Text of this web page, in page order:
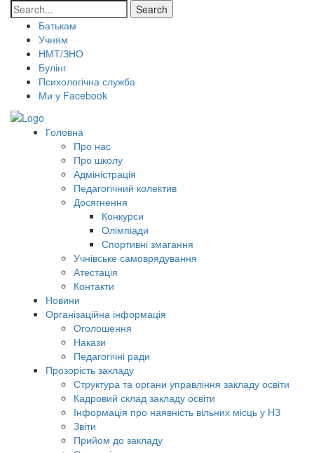
Search
Батькам
Учням
НМТ/ЗНО
Булінг
Психологічна служба
Ми у Facebook
Головна
Про нас
Про школу
Адміністрація
Педагогічний колектив
Досягнення
Конкурси
Олімпіади
Спортивні змагання
Учнівське самоврядування
Атестація
Контакти
Новини
Організаційна інформація
Оголошення
Накази
Педагогічні ради
Прозорість закладу
Структура та органи управління закладу освіти
Кадровий склад закладу освіти
Інформація про наявність вільних місць у НЗ
Звіти
Прийом до закладу